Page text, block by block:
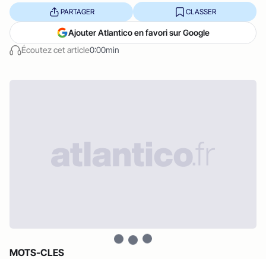
Écoutez cet article0:00min
PARTAGER CLASSER
Ajouter Atlantico en favori sur Google
MOTS-CLES